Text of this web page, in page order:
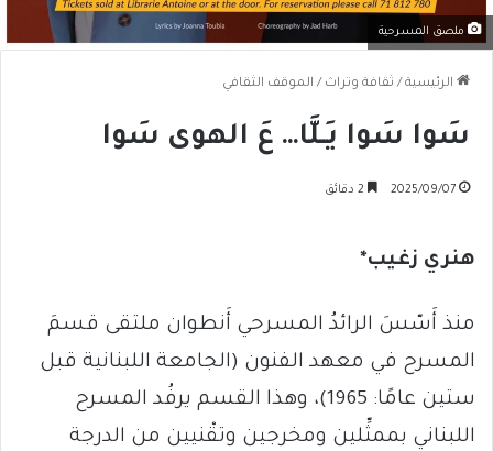
ملصق المسرحية
الرئيسية / ثقافة وتراث / الموقف الثقافي
سَوا سَوا يَــلَّا… عَ الهوى سَوا
2025/09/07
هنري زغيب*
منذ أَسّسَ الرائدُ المسرحي أَنطوان ملتقى قسمَ
المسرح في معهد الفنون (الجامعة اللبنانية قبل
ستين عامًا: 1965)، وهذا القسم يرفُد المسرح
اللبناني بممثِّلين ومخرجين وتقْنيين من الدرجة